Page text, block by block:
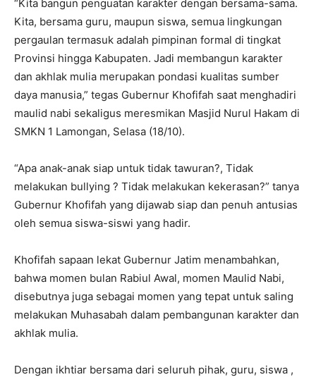
“Kita bangun penguatan karakter dengan bersama-sama.
Kita, bersama guru, maupun siswa, semua lingkungan
pergaulan termasuk adalah pimpinan formal di tingkat
Provinsi hingga Kabupaten. Jadi membangun karakter
dan akhlak mulia merupakan pondasi kualitas sumber
daya manusia,” tegas Gubernur Khofifah saat menghadiri
maulid nabi sekaligus meresmikan Masjid Nurul Hakam di
SMKN 1 Lamongan, Selasa (18/10).
“Apa anak-anak siap untuk tidak tawuran?, Tidak
melakukan bullying ? Tidak melakukan kekerasan?” tanya
Gubernur Khofifah yang dijawab siap dan penuh antusias
oleh semua siswa-siswi yang hadir.
Khofifah sapaan lekat Gubernur Jatim menambahkan,
bahwa momen bulan Rabiul Awal, momen Maulid Nabi,
disebutnya juga sebagai momen yang tepat untuk saling
melakukan Muhasabah dalam pembangunan karakter dan
akhlak mulia.
Dengan ikhtiar bersama dari seluruh pihak, guru, siswa ,